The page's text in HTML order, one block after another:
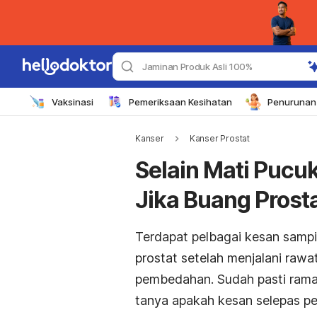
Jaminan Produk Asli 100%
Vaksinasi Pemeriksaan Kesihatan
Kanser Kanser Prostat
Selain Mati
Jika Buang
Terdapat pelbagai kesan
prostat setelah menjalani
pembedahan. Sudah pasti
tanya apakah kesan selepas